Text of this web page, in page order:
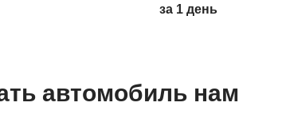
за 1 день
автомобиль нам